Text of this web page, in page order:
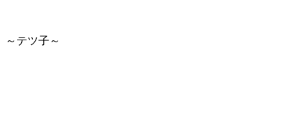
～テツ子～